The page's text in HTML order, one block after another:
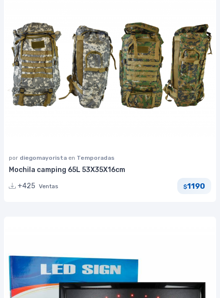
por diegomayorista en Temporadas
Mochila camping 65L 53X35X16cm
+425 Ventas $1190